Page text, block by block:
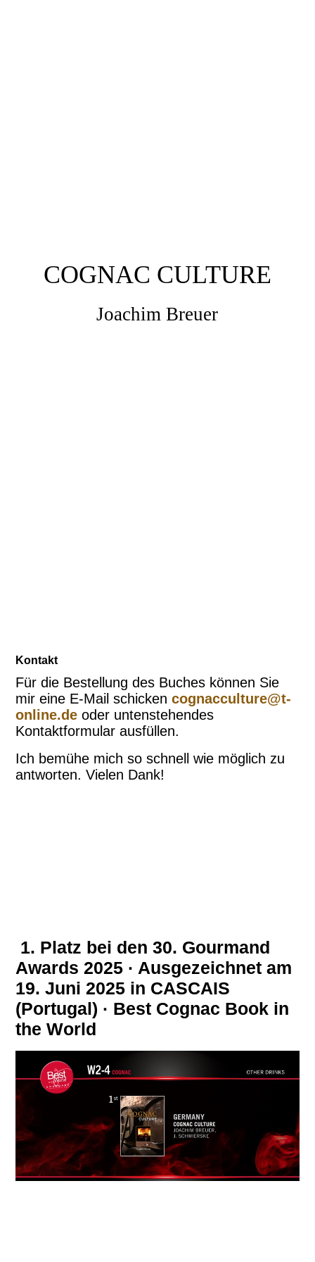
COGNAC CULTURE
Joachim Breuer
Kontakt
Für die Bestellung des Buches können Sie
mir eine E-Mail schickencognacculture@t-
online.de oder untenstehendes
Kontaktformular ausfüllen.
Ich bemühe mich so schnell wie möglich zu
antworten. Vielen Dank!
1. Platz bei den 30. Gourmand
Awards 2025 · Ausgezeichnet am
19. Juni 2025 in CASCAIS
(Portugal) · Best Cognac Book in
the World